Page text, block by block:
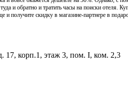
и обратно и тратить часы на поиски
получите скидку в магазине-партнере в
корп.1, этаж 3, пом. I, ком. 2,3